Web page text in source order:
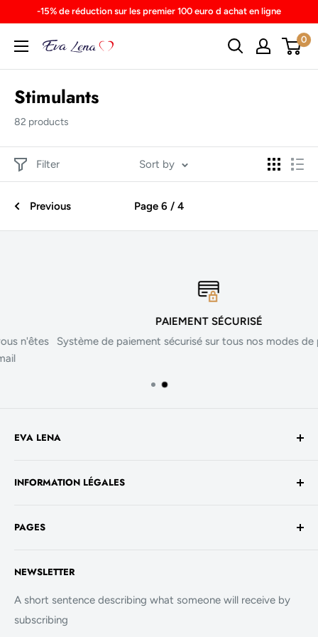
content
-15% de réduction sur les premier 100 euro d achat en ligne
0
Stimulants
82 products
Filter Sort by
Previous Page 6 / 4
PAIEMENT SÉCURISÉ
Système de paiement sécurisé sur tous nos modes de
EVA LENA
1930 Luxembourg
+352 661 949 582
INFORMATION LÉGALES
Mentions légales
Politique de cookies
PAGES
La Boutique
FAQ
Contact
NEWSLETTER
A short sentence describing what someone will receive by
subscribing